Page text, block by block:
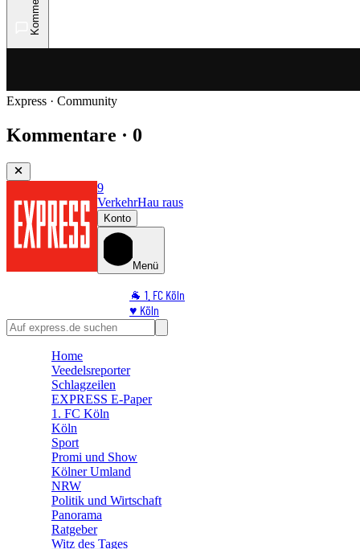
Express · Community
Kommentare · 0
9
VerkehrHau raus
Konto
Menü
🐐 1. FC Köln
♥️ Köln
⭐ Promi
🛒 Shoppingwelt
Home
Veedelsreporter
Schlagzeilen
EXPRESS E-Paper
1. FC Köln
Köln
Sport
Promi und Show
Kölner Umland
NRW
Politik und Wirtschaft
Panorama
Ratgeber
Witz des Tages